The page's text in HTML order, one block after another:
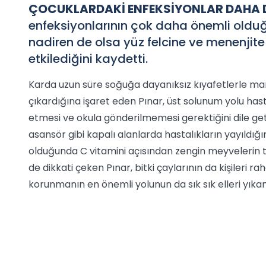
ÇOCUKLARDAKİ ENFEKSİYONLAR
enfeksiyonlarının çok daha önemli
nadiren de olsa yüz felcine ve
etkilediğini kaydetti.
Karda uzun süre soğuğa dayanıksız kıyafetlerle
çıkardığına işaret eden Pınar, üst solunum yolu
etmesi ve okula gönderilmemesi gerektiğini dile
asansör gibi kapalı alanlarda hastalıkların
olduğunda C vitamini açısından zengin
de dikkati çeken Pınar, bitki çaylarının da kişileri
korunmanın en önemli yolunun da sık sık elleri